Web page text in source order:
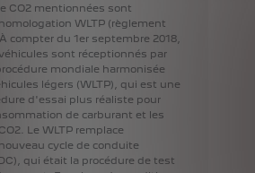
CO2 mentionnées sont
WLTP (règlement
À compter du 1er septembre 2018,
sont réceptionnés par
mondiale harmonisée
légers (WLTP), qui est une
d'essai plus réaliste pour
de carburant et les
CO2. Le WLTP remplace
nouveau cycle de conduite
qui était la procédure de test